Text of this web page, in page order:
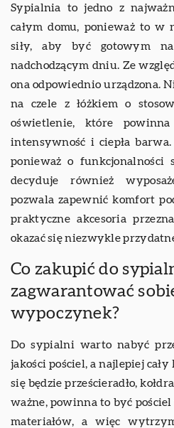
Sypialnia to jedno z
całym domu, ponieważ to w
siły, aby być gotowym
nadchodzącym dniu. Ze
ona odpowiednio urządzona.
na czele z łóżkiem o
oświetlenie, które powinna
intensywność i ciepła
ponieważ o
decyduje również
pozwala zapewnić komfort
praktyczne akcesoria
okazać się niezwykle
Co zakupić do
zagwarantować
wypoczynek?
Do sypialni warto nabyć
jakości pościel, a najlepiej
się będzie prześcieradło,
ważne, powinna to być
materiałów, a więc